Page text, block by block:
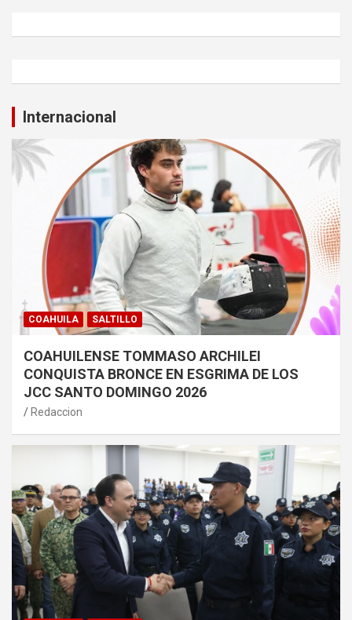
Internacional
COAHUILA SALTILLO
COAHUILENSE TOMMASO ARCHILEI
CONQUISTA BRONCE EN ESGRIMA DE LOS
JCC SANTO DOMINGO 2026
Redaccion